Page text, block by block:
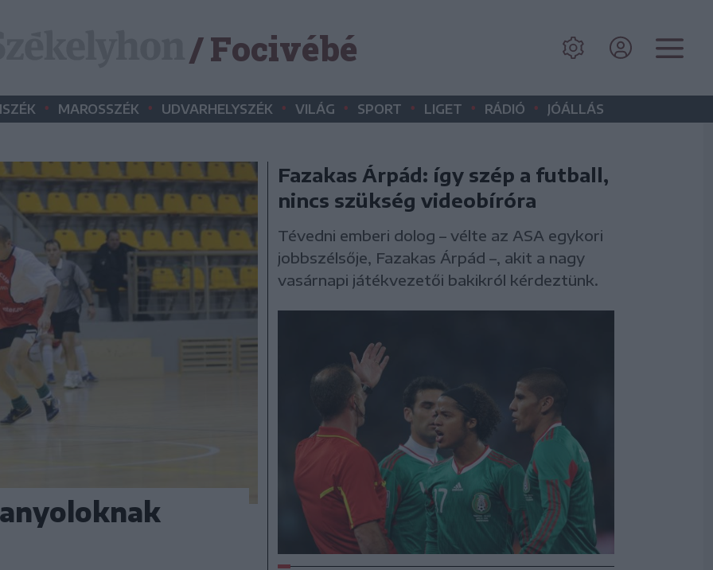
/ Focivébé
• MAROSSZÉK • UDVARHELYSZÉK • VILÁG • SPORT • LIGET • RÁDIÓ • JÓÁLLÁS
Fazakas Árpád: így szép a futball,
nincs szükség videobíróra
Tévedni emberi dolog – vélte az ASA egykori
jobbszélsője, Fazakas Árpád –, akit a nagy
vasárnapi játékvezetői bakikról kérdeztünk.